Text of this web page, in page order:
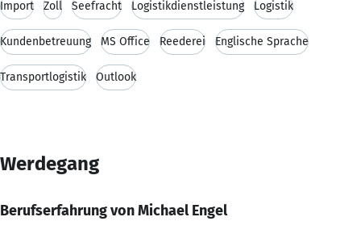
Import Zoll Seefracht Logistikdienstleistung Logistik
Kundenbetreuung MS Office Reederei Englische Sprache
Transportlogistik Outlook
Werdegang
Berufserfahrung von Michael Engel